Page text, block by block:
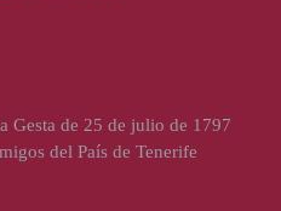
Gesta de 25 de julio de 1797
del País de Tenerife